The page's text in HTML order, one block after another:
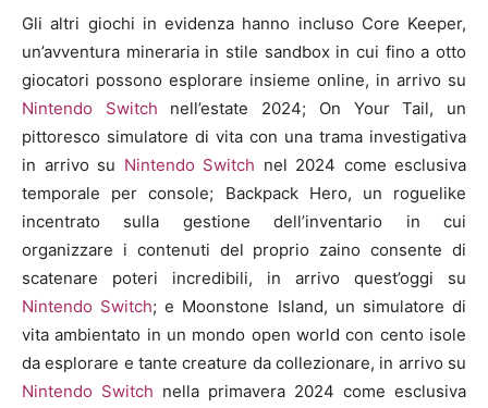
Gli altri giochi in evidenza hanno incluso Core Keeper,
un’avventura mineraria in stile sandbox in cui fino a otto
giocatori possono esplorare insieme online, in arrivo su
Nintendo Switch nell’estate 2024; On Your Tail, un
pittoresco simulatore di vita con una trama investigativa
in arrivo su Nintendo Switch nel 2024 come esclusiva
temporale per console; Backpack Hero, un roguelike
incentrato sulla gestione dell’inventario in cui
organizzare i contenuti del proprio zaino consente di
scatenare poteri incredibili, in arrivo quest’oggi su
Nintendo Switch; e Moonstone Island, un simulatore di
vita ambientato in un mondo open world con cento isole
da esplorare e tante creature da collezionare, in arrivo su
Nintendo Switch nella primavera 2024 come esclusiva